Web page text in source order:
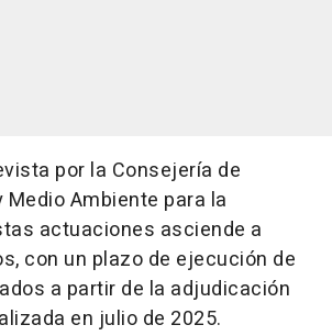
por la Consejería de
Ambiente para la
actuaciones asciende a
con un plazo de ejecución de
a partir de la adjudicación
en julio de 2025.